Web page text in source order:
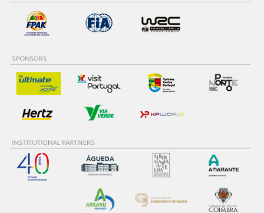
consentimento e quando tal se afigure estritamente
necessário no contexto dos serviços a prestar.
Realçamos que o bloqueio de certo tipo de Cookies e
tecnologias similares pode ter impacto na sua
experiência de navegação no Website e nos serviços